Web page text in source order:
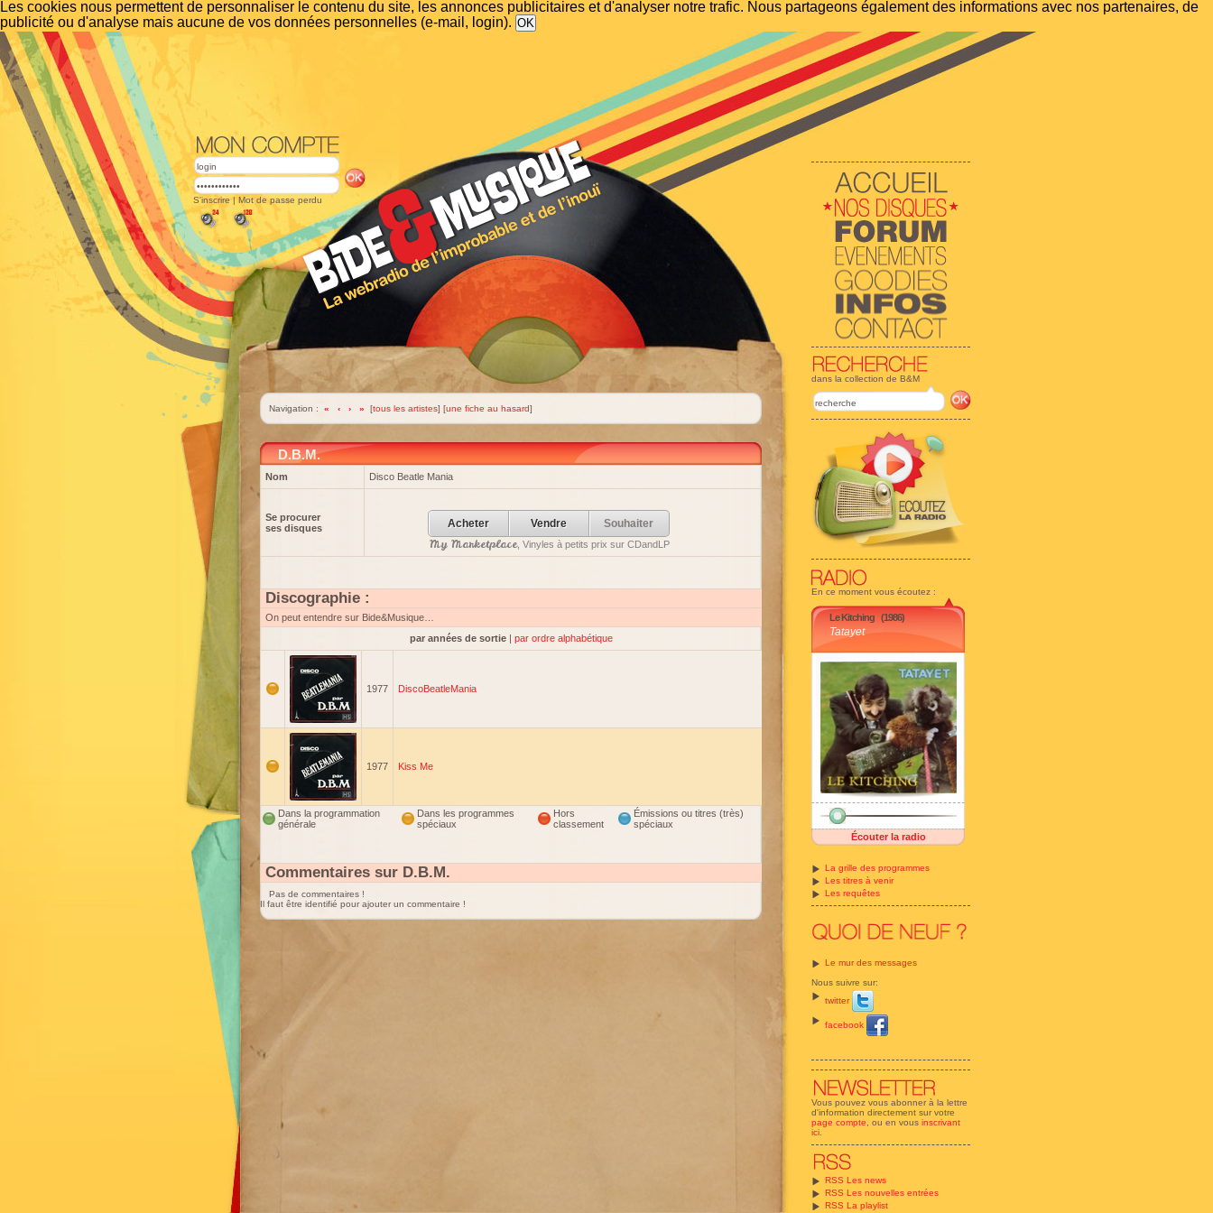
Les cookies nous permettent de personnaliser le contenu du site, les annonces publicitaires et d'analyser notre trafic. Nous partageons également des informations avec nos partenaires, de
publicité ou d'analyse mais aucune de vos données personnelles (e-mail, login).
dans la collection de B&M
En ce moment vous écoutez :
Le Kitching (1986)
Tatayet
Écouter la radio
La grille des programmes
Les titres à venir
Les requêtes
Le mur des messages
Nous suivre sur:
twitter
facebook
Vous pouvez vous abonner à la lettre
d'information directement sur votre
page compte , ou en vous inscrivant
ici
RSS Les news
RSS Les nouvelles entrées
RSS La playlist
S'inscrire | Mot de passe perdu
Navigation : « ‹ › » [tous les artistes] [une fiche au hasard]
D.B.M.
Nom Disco Beatle Mania
Se procurer
ses disques
Acheter Vendre Souhaiter
My Marketplace, Vinyles à petits prix sur CDandLP
Discographie :
On peut entendre sur Bide&Musique…
par années de sortie | par ordre alphabétique
1977 DiscoBeatleMania
1977 Kiss Me
Dans la programmation
générale
Dans les programmes
spéciaux
Hors
classement
Émissions ou titres (très)
spéciaux
Commentaires sur D.B.M.
Pas de commentaires !
Il faut être identifié pour ajouter un commentaire !